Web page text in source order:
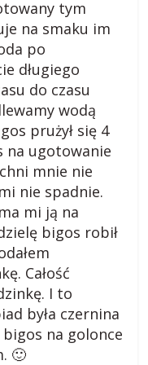
tym
na smaku im
po
długiego
do czasu
wodą
prużył się 4
na ugotowanie
mnie nie
nie spadnie.
mi ją na
bigos robił
Całość
I to
była czernina
na golonce
🙂